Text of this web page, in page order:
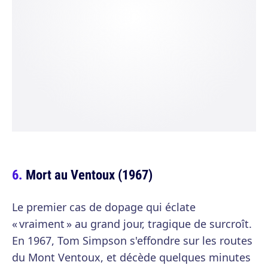
Mort au Ventoux (1967)
Le premier cas de dopage qui éclate
« vraiment » au grand jour, tragique de surcroît.
En 1967, Tom Simpson s'effondre sur les routes
du Mont Ventoux, et décède quelques minutes